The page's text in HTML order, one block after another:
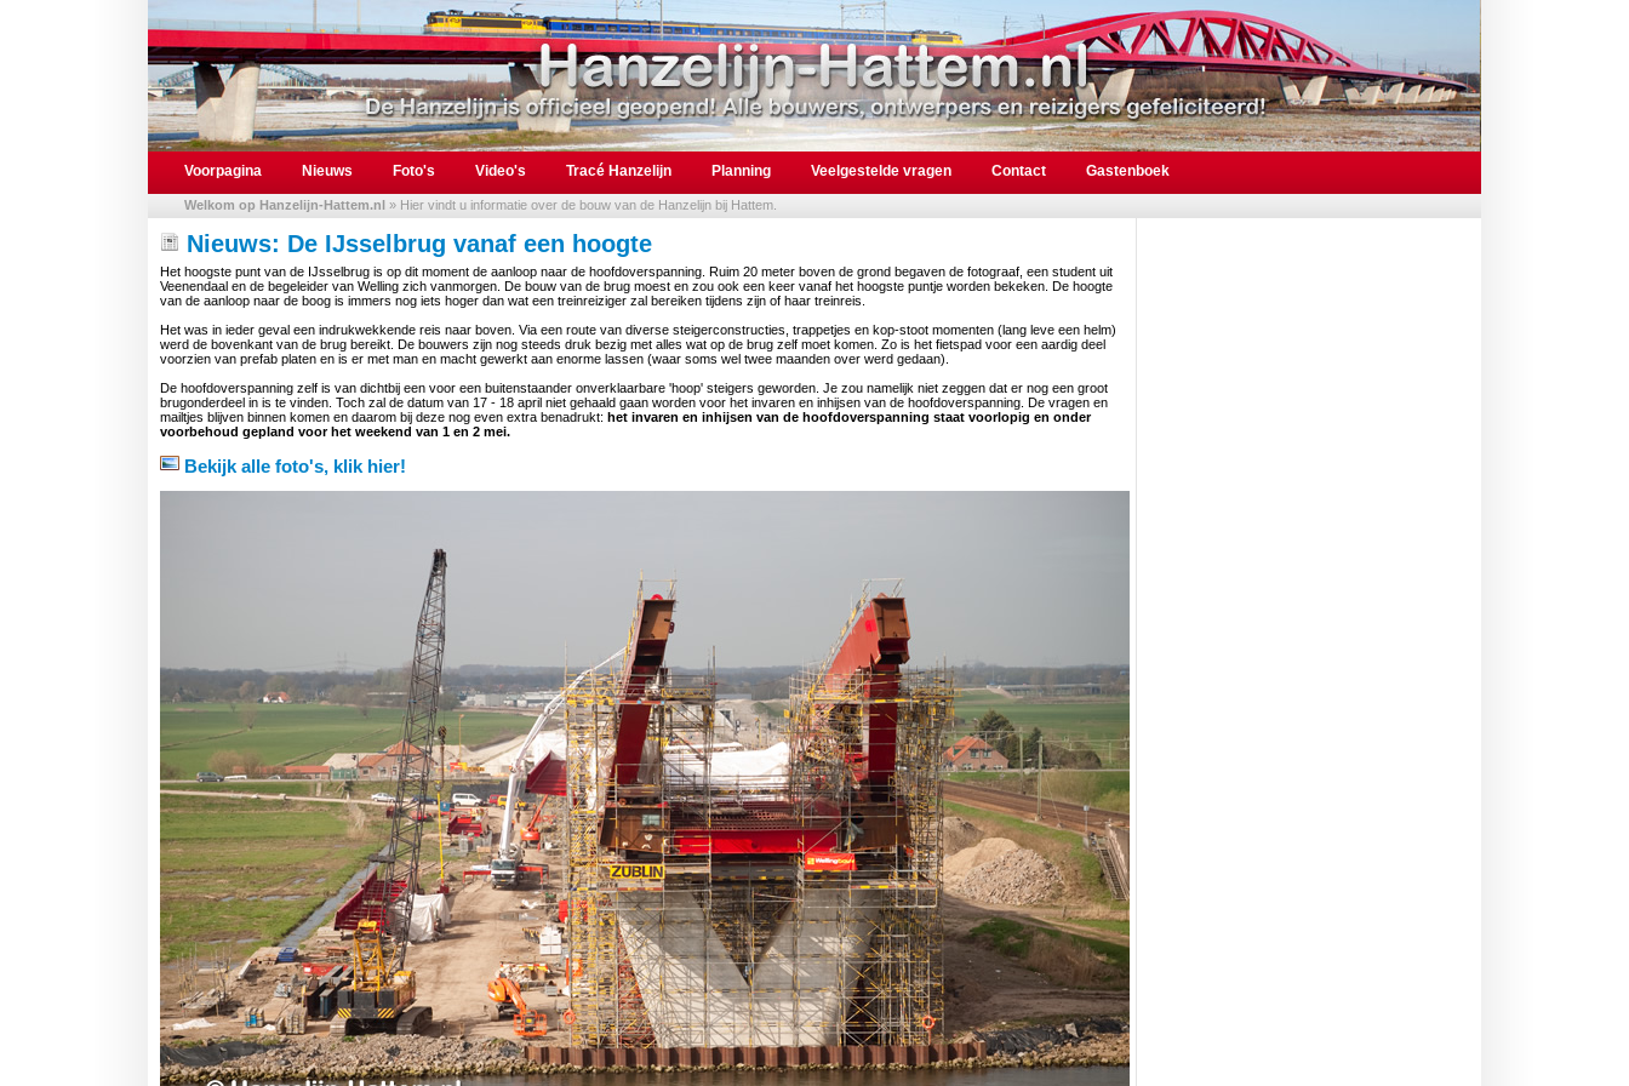
Voorpagina Nieuws Foto's Video's Tracé Hanzelijn Planning Veelgestelde vragen Contact Gastenboek
Welkom op Hanzelijn-Hattem.nl » Hier vindt u informatie over de bouw van de Hanzelijn bij Hattem.
Nieuws: De IJsselbrug vanaf een hoogte
Het hoogste punt van de IJsselbrug is op dit moment de aanloop naar de hoofdoverspanning. Ruim 20 meter boven de grond begaven de fotograaf, een student uit
Veenendaal en de begeleider van Welling zich vanmorgen. De bouw van de brug moest en zou ook een keer vanaf het hoogste puntje worden bekeken. De hoogte
van de aanloop naar de boog is immers nog iets hoger dan wat een treinreiziger zal bereiken tijdens zijn of haar treinreis.
Het was in ieder geval een indrukwekkende reis naar boven. Via een route van diverse steigerconstructies, trappetjes en kop-stoot momenten (lang leve een helm)
werd de bovenkant van de brug bereikt. De bouwers zijn nog steeds druk bezig met alles wat op de brug zelf moet komen. Zo is het fietspad voor een aardig deel
voorzien van prefab platen en is er met man en macht gewerkt aan enorme lassen (waar soms wel twee maanden over werd gedaan).
De hoofdoverspanning zelf is van dichtbij een voor een buitenstaander onverklaarbare 'hoop' steigers geworden. Je zou namelijk niet zeggen dat er nog een groot
brugonderdeel in is te vinden. Toch zal de datum van 17 - 18 april niet gehaald gaan worden voor het invaren en inhijsen van de hoofdoverspanning. De vragen en
mailtjes blijven binnen komen en daarom bij deze nog even extra benadrukt: het invaren en inhijsen van de hoofdoverspanning staat voorlopig en onder
voorbehoud gepland voor het weekend van 1 en 2 mei.
Bekijk alle foto's, klik hier!